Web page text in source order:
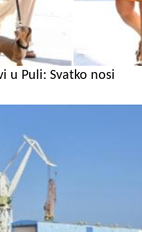
u Puli: Svatko nosi